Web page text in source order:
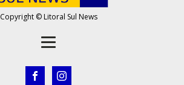
Copyright © Litoral Sul News